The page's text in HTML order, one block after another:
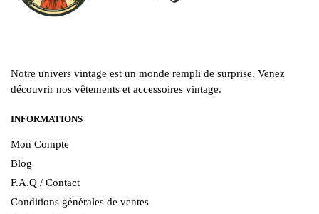
Notre univers vintage est un monde rempli de surprise. Venez
découvrir nos vêtements et accessoires vintage.
INFORMATIONS
Mon Compte
Blog
F.A.Q / Contact
Conditions générales de ventes